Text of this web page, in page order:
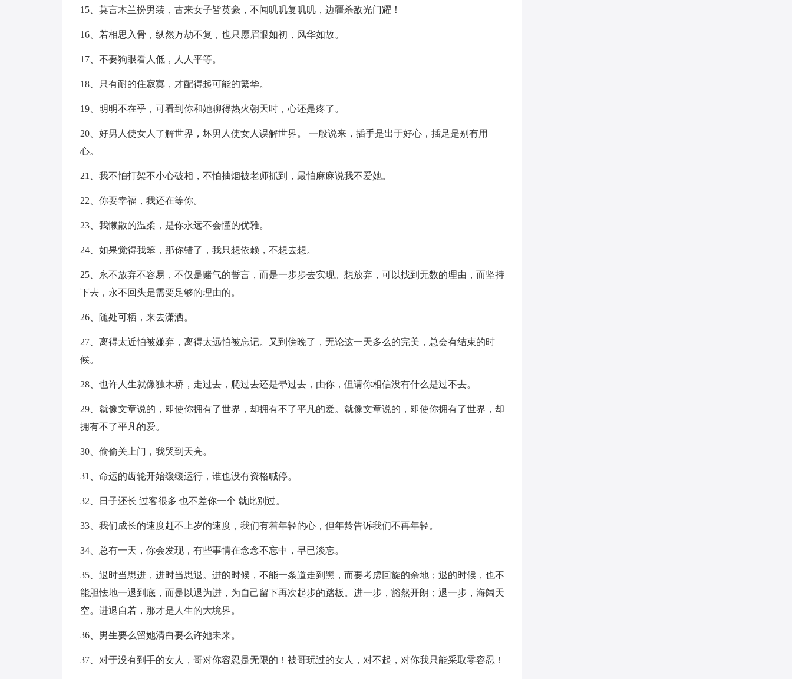
15、莫言木兰扮男装，古来女子皆英豪，不闻叽叽复叽叽，边疆杀敌光门耀！
16、若相思入骨，纵然万劫不复，也只愿眉眼如初，风华如故。
17、不要狗眼看人低，人人平等。
18、只有耐的住寂寞，才配得起可能的繁华。
19、明明不在乎，可看到你和她聊得热火朝天时，心还是疼了。
20、好男人使女人了解世界，坏男人使女人误解世界。 一般说来，插手是出于好心，插足是别有用
心。
21、我不怕打架不小心破相，不怕抽烟被老师抓到，最怕麻麻说我不爱她。
22、你要幸福，我还在等你。
23、我懒散的温柔，是你永远不会懂的优雅。
24、如果觉得我笨，那你错了，我只想依赖，不想去想。
25、永不放弃不容易，不仅是赌气的誓言，而是一步步去实现。想放弃，可以找到无数的理由，而坚持
下去，永不回头是需要足够的理由的。
26、随处可栖，来去潇洒。
27、离得太近怕被嫌弃，离得太远怕被忘记。又到傍晚了，无论这一天多么的完美，总会有结束的时
候。
28、也许人生就像独木桥，走过去，爬过去还是晕过去，由你，但请你相信没有什么是过不去。
29、就像文章说的，即使你拥有了世界，却拥有不了平凡的爱。就像文章说的，即使你拥有了世界，却
拥有不了平凡的爱。
30、偷偷关上门，我哭到天亮。
31、命运的齿轮开始缓缓运行，谁也没有资格喊停。
32、日子还长 过客很多 也不差你一个 就此别过。
33、我们成长的速度赶不上岁的速度，我们有着年轻的心，但年龄告诉我们不再年轻。
34、总有一天，你会发现，有些事情在念念不忘中，早已淡忘。
35、退时当思进，进时当思退。进的时候，不能一条道走到黑，而要考虑回旋的余地；退的时候，也不
能胆怯地一退到底，而是以退为进，为自己留下再次起步的踏板。进一步，豁然开朗；退一步，海阔天
空。进退自若，那才是人生的大境界。
36、男生要么留她清白要么许她未来。
37、对于没有到手的女人，哥对你容忍是无限的！被哥玩过的女人，对不起，对你我只能采取零容忍！